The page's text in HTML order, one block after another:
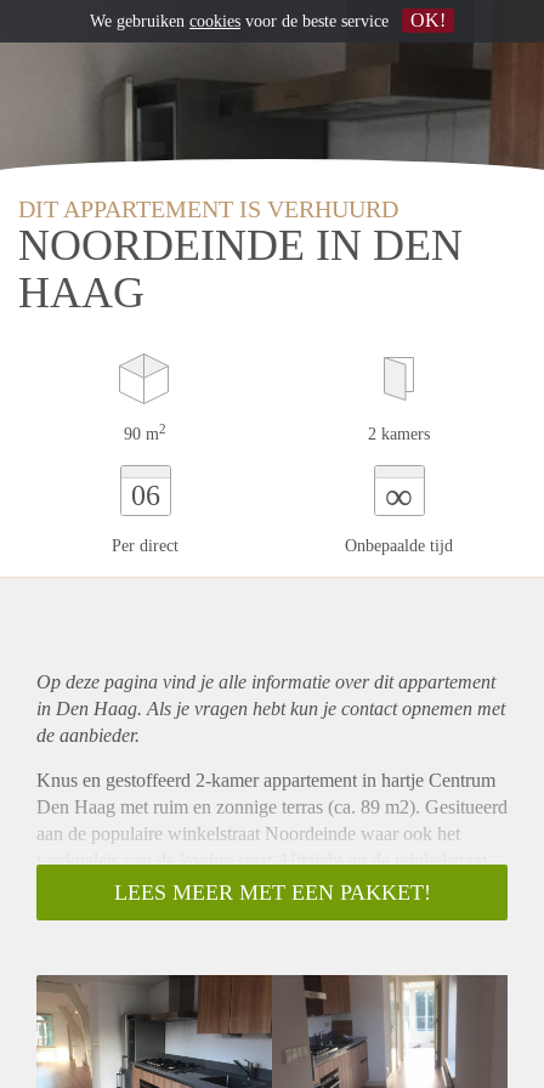
DIT APPARTEMENT IS VERHUURD
NOORDEINDE IN DEN
HAAG
90 m2 2 kamers
06
Per direct
∞
Onbepaalde tijd
Op deze pagina vind je alle informatie over ditappartement
in Den Haag. Als je vragen hebt kun je contact opnemen met
de aanbieder.
Knus en gestoffeerd 2-kamer appartement in hartje Centrum
Den Haag met ruim en zonnige terras (ca. 89 m2). Gesitueerd
aan de populaire winkelstraat Noordeinde waar ook het
werkpaleis van de koning staat. Uitzicht op de winkelstraat
vanuit de woonkamer en slaapkamer. Let op!
Huisvestingsvergunning is van toepassing.
aangrenzend moderne open keuken inclusief divers
inbouwapparatuur, ruime zitkamer en lichte serre, ruime
woonkamerIn de met wenteltrap naar de bovenste etage. De
lichte slaapkamer met de aangrenzende trendy badkamer
LEES MEER MET EEN PAKKET!
We gebruiken cookies voor de beste service OK!